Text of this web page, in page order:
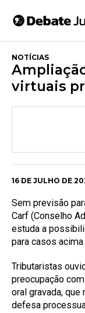
NOTÍCIAS
virtuais
16 DE JULHO DE
Sem previsão
Carf (Conselho
estuda a
para casos
Tributaristas
preocupação
oral gravada,
defesa